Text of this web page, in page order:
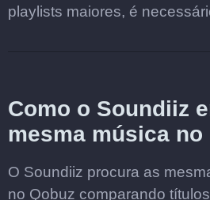
playlists maiores, é
Como o Soundiiz
mesma música no
O Soundiiz procura as
no Qobuz comparando